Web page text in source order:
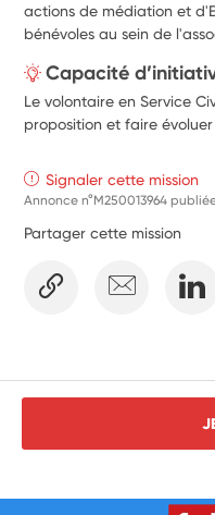
actions de médiation et
bénévoles au sein de
Capacité
Le volontaire en Service
proposition et faire
Signaler cette mission
Annonce n°M250013964
Partager cette mission